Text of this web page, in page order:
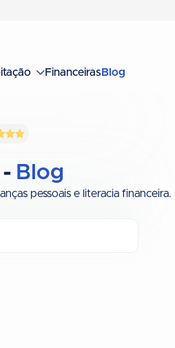
Financeiras Blog
Blog
pessoais e literacia financeira.